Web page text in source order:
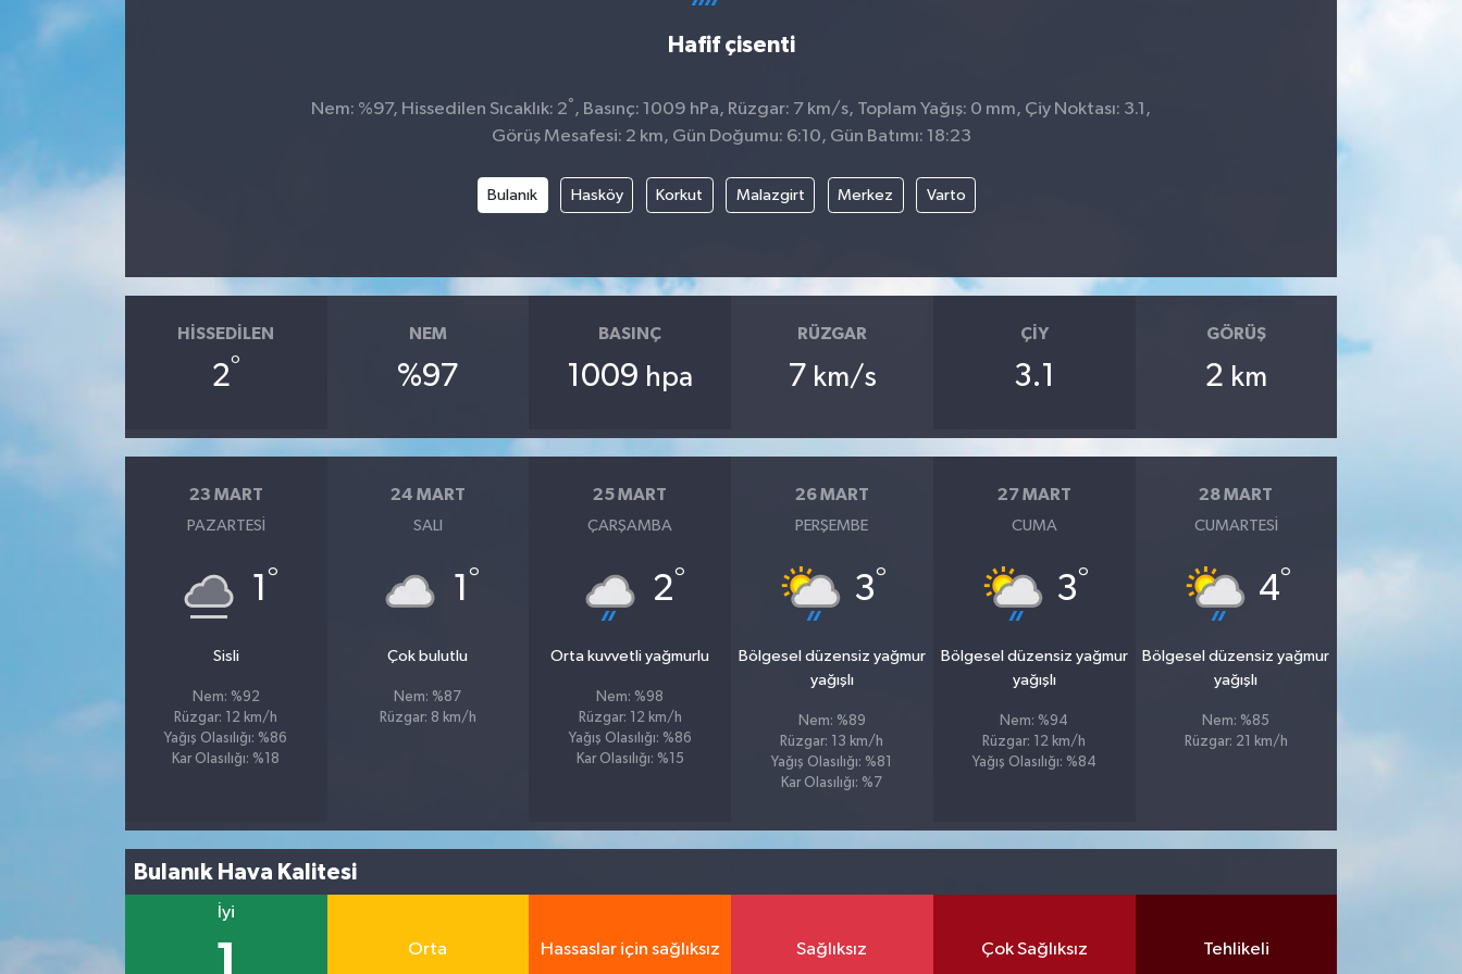
Hafif çisenti
Nem: %97, Hissedilen Sıcaklık: 2° , Basınç: 1009 hPa, Rüzgar: 7 km/s, Toplam Yağış: 0 mm, Çiy Noktası: 3.1,
Görüş Mesafesi: 2 km, Gün Doğumu: 6:10, Gün Batımı: 18:23
Bulanık Hasköy Korkut Malazgirt Merkez Varto
HISSEDILEN
2°
NEM
%97
BASINÇ
1009 hpa
RÜZGAR
7 km/s
ÇIY
3.1
GÖRÜŞ
2 km
23 MART
PAZARTESI
1 °
Sisli
Nem: %92
Rüzgar: 12 km/h
Yağış Olasılığı: %86
Kar Olasılığı: %18
24 MART
SALI
1 °
Çok bulutlu
Nem: %87
Rüzgar: 8 km/h
25 MART
ÇARŞAMBA
2°
Orta kuvvetli yağmurlu
Nem: %98
Rüzgar: 12 km/h
Yağış Olasılığı: %86
Kar Olasılığı: %15
26 MART
PERŞEMBE
3°
Bölgesel düzensiz yağmur
yağışlı
Nem: %89
Rüzgar: 13 km/h
Yağış Olasılığı: %81
Kar Olasılığı: %7
27 MART
CUMA
3°
Bölgesel düzensiz yağmur
yağışlı
Nem: %94
Rüzgar: 12 km/h
Yağış Olasılığı: %84
28 MART
CUMARTESI
4°
Bölgesel düzensiz yağmur
yağışlı
Nem: %85
Rüzgar: 21 km/h
Bulanık Hava Kalitesi
İyi
1 Orta Hassaslar için sağlıksız Sağlıksız Çok Sağlıksız Tehlikeli